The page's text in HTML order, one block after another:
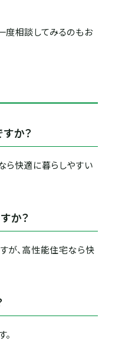
度相談してみるのもお
か？
ら快適に暮らしやすい
か？
が、高性能住宅なら快